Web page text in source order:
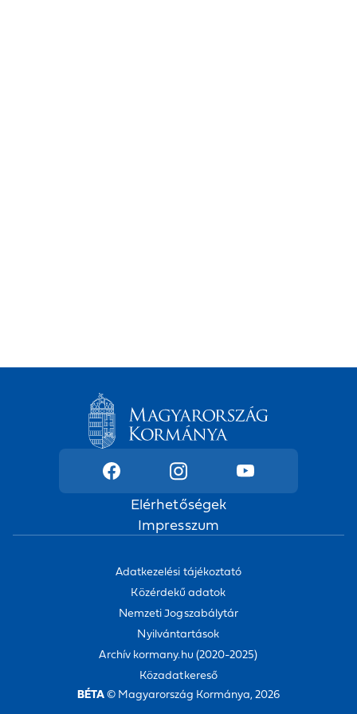
Elérhetőségek
Impresszum
Adatkezelési tájékoztató
Közérdekű adatok
Nemzeti Jogszabálytár
Nyilvántartások
Archív kormany.hu (2020-2025)
Közadatkereső
BÉTA© Magyarország Kormánya, 2026